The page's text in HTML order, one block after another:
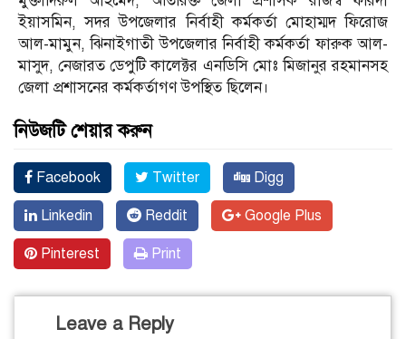
ইয়াসমিন, সদর উপজেলার নির্বাহী কর্মকর্তা মোহাম্মদ ফিরোজ
আল-মামুন, ঝিনাইগাতী উপজেলার নির্বাহী কর্মকর্তা ফারুক আল-
মাসুদ, নেজারত ডেপুটি কালেক্টর এনডিসি মোঃ মিজানুর রহমানসহ
জেলা প্রশাসনের কর্মকর্তাগণ উপস্থিত ছিলেন।
নিউজটি শেয়ার করুন
Facebook Twitter Digg
Linkedin Reddit Google Plus
Pinterest Print
Leave a Reply